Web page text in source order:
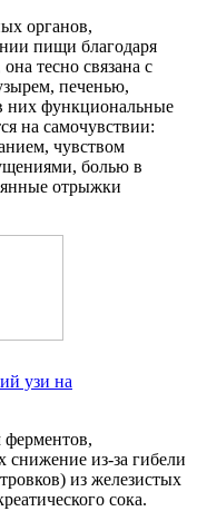
органов,
пищи благодаря
тесно связана с
печенью,
них функциональные
на самочувствии:
чувством
болью в
отрыжки
узи на
ферментов,
из-за гибели
из железистых
сока.